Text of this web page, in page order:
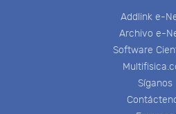
Addlink e-
Archivo e-
Software
Síganos